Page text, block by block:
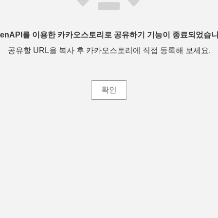
를 이용한 카카오스토리로 공유하기 기능이 종료되었습
공유할 URL을 복사 후 카카오스토리에 직접 등록해 보세요.
확인